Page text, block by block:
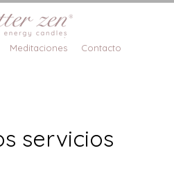
Meditaciones Contacto
servicios